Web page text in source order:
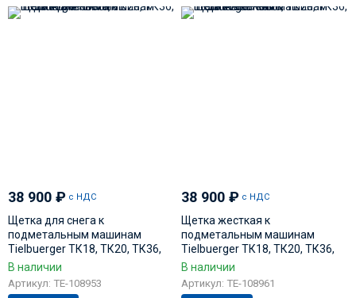
38 900 ₽ с НДС
Щетка для снега к
подметальным машинам
Tielbuerger ТК18, ТК20, ТК36,
ТК38 AD-090-081
В наличии
Артикул: TE-108953
38 900₽ с НДС
Щетка жесткая к
подметальным машинам
Tielbuerger ТК18, ТК20, ТК36,
ТК38 AD-090-087
В наличии
Артикул: TE-108961